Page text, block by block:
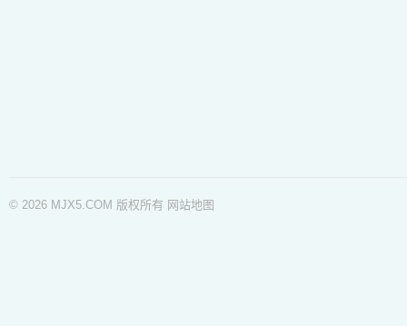
© 2026 MJX5.COM 版权所有 网站地图